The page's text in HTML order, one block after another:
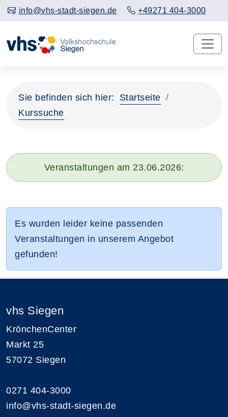
info@vhs-stadt-siegen.de +49271 404-3000
Sie befinden sich hier:
Startseite
Kurssuche
Veranstaltungen am 23.06.2026:
Es wurden leider keine passenden
Veranstaltungen in unserem Angebot
gefunden!
vhs Siegen
KrönchenCenter
Markt 25
57072 Siegen
0271 404-3000
info@vhs-stadt-siegen.de